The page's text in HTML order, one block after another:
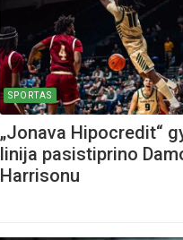
SPORTAS
„Jonava Hipocredit“
linija pasistiprino
Harrisonu